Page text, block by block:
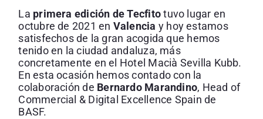
La primera edición de Tecfitotuvo lugar en
octubre de 2021 en Valencia y hoy estamos
satisfechos de la gran acogida que hemos
tenido en la ciudad andaluza, más
concretamente en el Hotel Macià Sevilla Kubb.
En esta ocasión hemos contado con la
colaboración de Bernardo Marandino, Head of
Commercial & Digital Excellence Spain de
BASF.